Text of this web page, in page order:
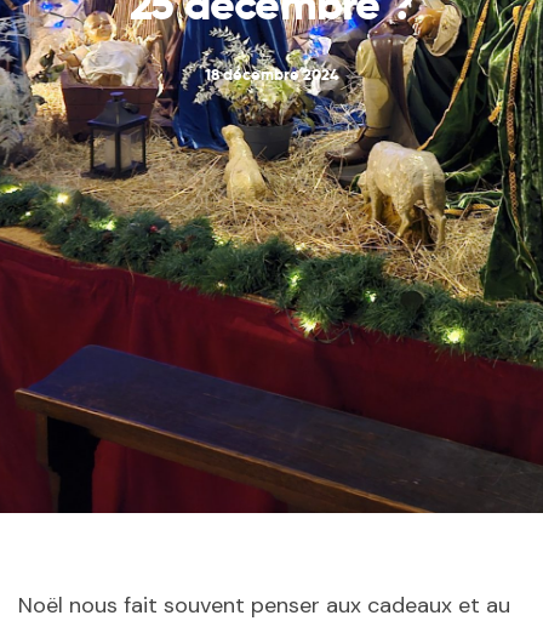
18 décembre 2024
POSTED BY
RAPHAEL HANNAN
Noël nous fait souvent penser aux cadeaux et au